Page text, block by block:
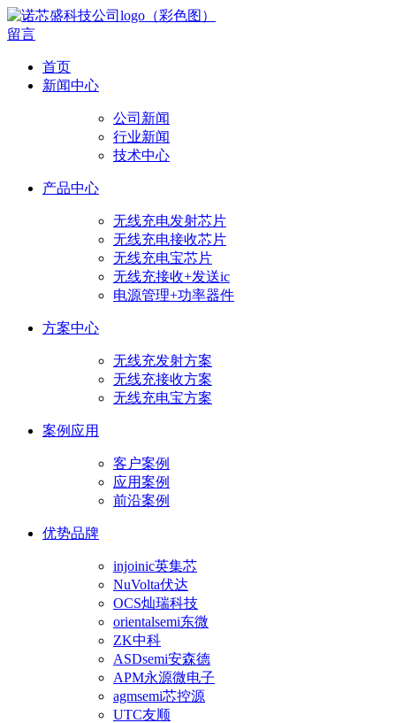
留言
首页
新闻中心
公司新闻
行业新闻
技术中心
产品中心
无线充电发射芯片
无线充电接收芯片
无线充电宝芯片
无线充接收+发送ic
电源管理+功率器件
方案中心
无线充发射方案
无线充接收方案
无线充电宝方案
案例应用
客户案例
应用案例
前沿案例
优势品牌
injoinic英集芯
NuVolta伏达
OCS灿瑞科技
orientalsemi东微
ZK中科
ASDsemi安森德
APM永源微电子
agmsemi芯控源
UTC友顺